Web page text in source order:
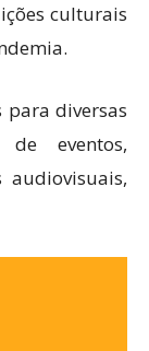
culturais
para diversas
eventos,
audiovisuais,